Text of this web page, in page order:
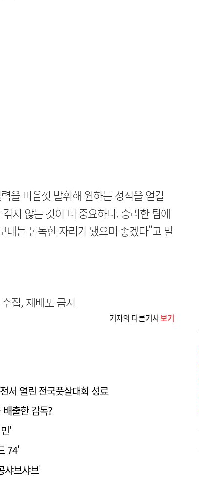
을 마음껏 발휘해 원하는 성적을 얻길
지 않는 것이 더 중요하다. 승리한 팀에
내는 돈독한 자리가 됐으며 좋겠다"고 말
집, 재배포 금지
기자의 다른기사보기
서 열린 전국풋살대회 성료
출한 감독?
'
74'
샤브샤브'